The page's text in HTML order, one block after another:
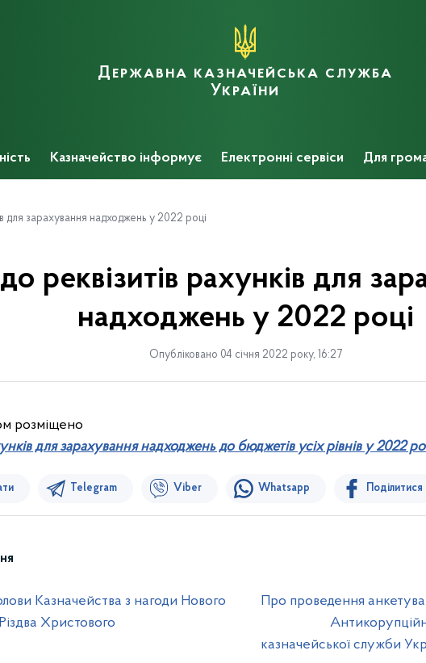
Державна казначейська служба
України
Казначейство інформує Електронні сервіси Для
для зарахування надходжень у 2022 році
реквізитів рахунків для
надходжень у 2022 році
Опубліковано 04 січня 2022 року, 16:27
розміщено
для зарахування надходжень до бюджетів усіх рівнів у 2022
Telegram Viber Whatsapp Поділитися
Казначейства з нагоди Нового
Христового
Про проведення
казначейської служби